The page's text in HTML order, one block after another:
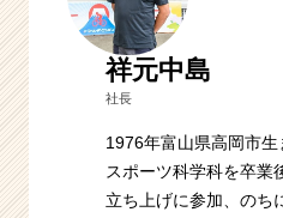
祥元中島
社長
1976年富山県高岡市
スポーツ科学科を卒業
立ち上げに参加、の